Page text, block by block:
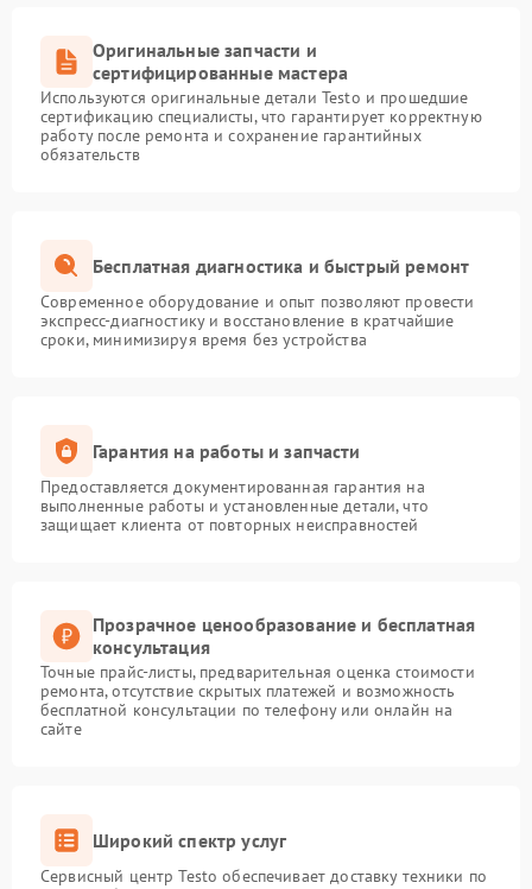
Оригинальные запчасти и
сертифицированные мастера
Используются оригинальные детали Testo и прошедшие
сертификацию специалисты, что гарантирует корректную
работу после ремонта и сохранение гарантийных
обязательств
Бесплатная диагностика и быстрый ремонт
Современное оборудование и опыт позволяют провести
экспресс-диагностику и восстановление в кратчайшие
сроки, минимизируя время без устройства
Гарантия на работы и запчасти
Предоставляется документированная гарантия на
выполненные работы и установленные детали, что
защищает клиента от повторных неисправностей
Прозрачное ценообразование и бесплатная
консультация
Точные прайс-листы, предварительная оценка стоимости
ремонта, отсутствие скрытых платежей и возможность
бесплатной консультации по телефону или онлайн на
сайте
Широкий спектр услуг
Сервисный центр Testo обеспечивает доставку техники по